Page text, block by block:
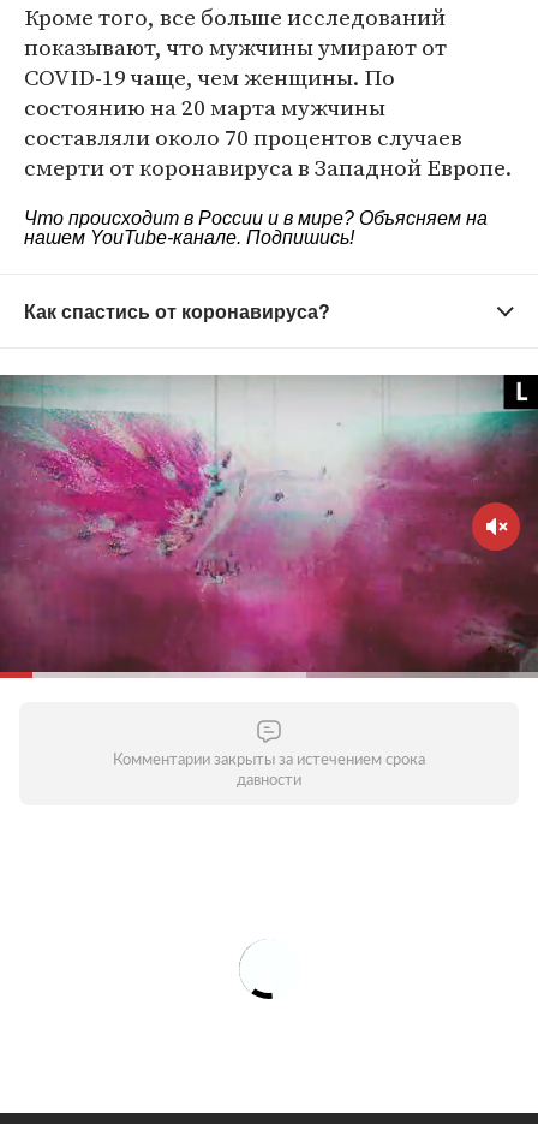
Кроме того, все больше исследований
показывают, что мужчины умирают от
COVID-19 чаще, чем женщины. По
состоянию на 20 марта мужчины
составляли около 70 процентов случаев
смерти от коронавируса в Западной Европе.
Что происходит в России и в мире? Объясняем на
нашем YouTube-канале. Подпишись!
Как спастись от коронавируса?
Старайтесь не выходить из дома без
необходимости
Зачем это нужно?Вирус распространяется в
общественных местах — старайтесь их избегать.
Домашний режим особенно важно соблюдать
людям старше 65 лет и тем, кто страдает
хроническими заболеваниями. Молодым стоит
воздержаться от личного общения с родителями,
бабушками и дедушками и пожилыми людьми
вообще. Старайтесь поддерживать контакты по
уберечь пожилых людей от опасности заражения.
близко, то можете заразиться вирусом при
вдыхании воздуха. Держитесь от людей на
Комментарии закрыты за истечением срока
давности